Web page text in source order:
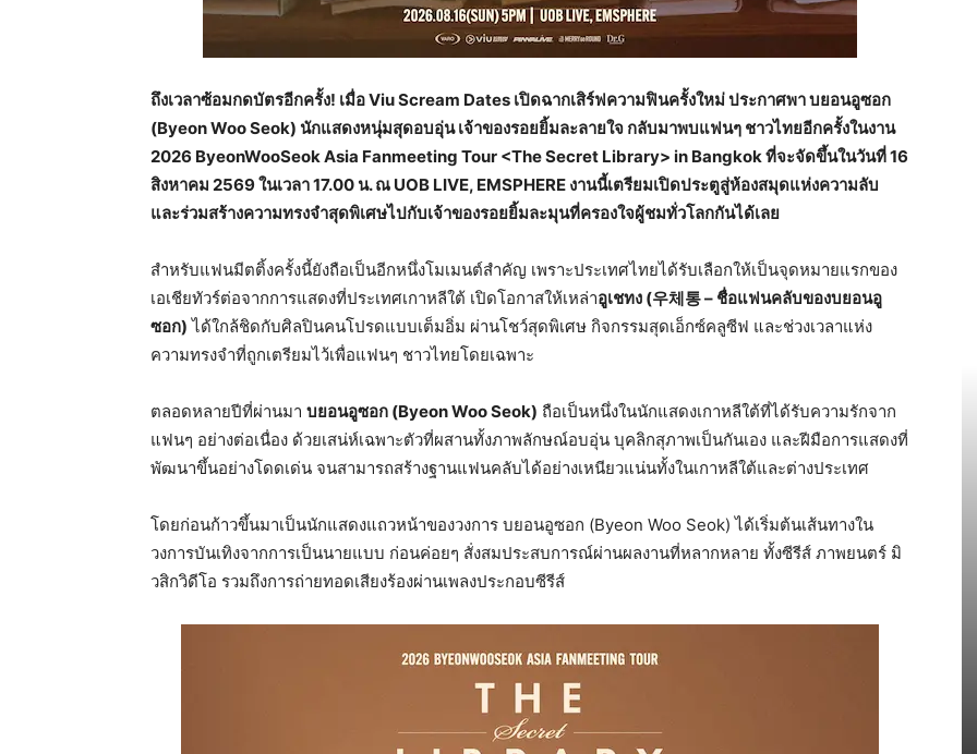
ถึงเวลาซ้อมกดบัตรอีกครั้ง! เมื่อ Viu Scream Dates เปิดฉากเสิร์ฟความฟินครั้งใหม่ ประกาศพา บยอนอูซอก
(Byeon Woo Seok) นักแสดงหนุ่มสุดอบอุ่น เจ้าของรอยยิ้มละลายใจ กลับมาพบแฟนๆ ชาวไทยอีกครั้งในงาน
2026 ByeonWooSeok Asia Fanmeeting Tour <The Secret Library> in Bangkok ที่จะจัดขึ้นในวันที่ 16
สิงหาคม 2569 ในเวลา 17.00 น. ณ UOB LIVE, EMSPHERE งานนี้เตรียมเปิดประตูสู่ห้องสมุดแห่งความลับ
และร่วมสร้างความทรงจำสุดพิเศษไปกับเจ้าของรอยยิ้มละมุนที่ครองใจผู้ชมทั่วโลกกันได้เลย
สำหรับแฟนมีตติ้งครั้งนี้ยังถือเป็นอีกหนึ่งโมเมนต์สำคัญ เพราะประเทศไทยได้รับเลือกให้เป็นจุดหมายแรกของ
เอเชียทัวร์ต่อจากการแสดงที่ประเทศเกาหลีใต้ เปิดโอกาสให้เหล่าอูเชทง (우체통 – ชื่อแฟนคลับของบยอนอู
ซอก) ได้ใกล้ชิดกับศิลปินคนโปรดแบบเต็มอิ่ม ผ่านโชว์สุดพิเศษ กิจกรรมสุดเอ็กซ์คลูซีฟ และช่วงเวลาแห่ง
ความทรงจำที่ถูกเตรียมไว้เพื่อแฟนๆ ชาวไทยโดยเฉพาะ
ตลอดหลายปีที่ผ่านมา บยอนอูซอก (Byeon Woo Seok) ถือเป็นหนึ่งในนักแสดงเกาหลีใต้ที่ได้รับความรักจาก
แฟนๆ อย่างต่อเนื่อง ด้วยเสน่ห์เฉพาะตัวที่ผสานทั้งภาพลักษณ์อบอุ่น บุคลิกสุภาพเป็นกันเอง และฝีมือการแสดงที่
พัฒนาขึ้นอย่างโดดเด่น จนสามารถสร้างฐานแฟนคลับได้อย่างเหนียวแน่นทั้งในเกาหลีใต้และต่างประเทศ
โดยก่อนก้าวขึ้นมาเป็นนักแสดงแถวหน้าของวงการ บยอนอูซอก (Byeon Woo Seok) ได้เริ่มต้นเส้นทางใน
วงการบันเทิงจากการเป็นนายแบบ ก่อนค่อยๆ สั่งสมประสบการณ์ผ่านผลงานที่หลากหลาย ทั้งซีรีส์ ภาพยนตร์ มิ
วสิกวิดีโอ รวมถึงการถ่ายทอดเสียงร้องผ่านเพลงประกอบซีรีส์